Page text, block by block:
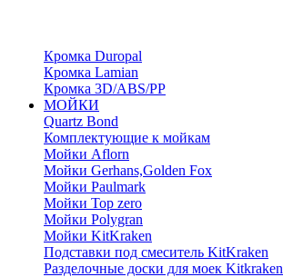
Кромка Duropal
Кромка Lamian
Кромка 3D/ABS/PP
МОЙКИ
Quartz Bond
Комплектующие к мойкам
Мойки Aflorn
Мойки Gerhans,Golden Fox
Мойки Paulmark
Мойки Top zero
Мойки Polygran
Мойки KitKraken
Подставки под смеситель KitKraken
Разделочные доски для моек Kitkraken